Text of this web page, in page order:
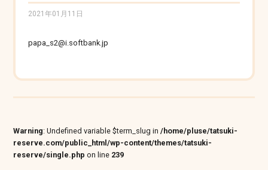
2021年01月11日
papa_s2@i.softbank.jp
Warning: Undefined variable $term_slug in/home/pluse/tatsuki-
reserve.com/public_html/wp-content/themes/tatsuki-
reserve/single.php on line 239